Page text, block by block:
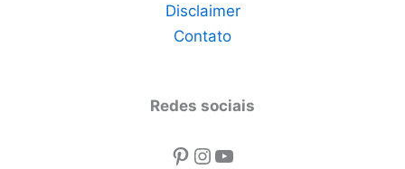
Disclaimer
Contato
Redes sociais
Pinterest
Instagram
Youtube